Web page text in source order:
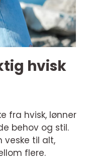
hvisk
fra hvisk, lønner
behov og stil.
veske til alt,
flere.